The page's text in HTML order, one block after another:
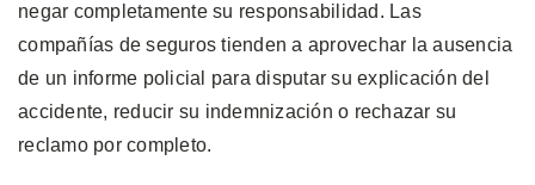
negar completamente su responsabilidad. Las
compañías de seguros tienden a aprovechar la ausencia
de un informe policial para disputar su explicación del
accidente, reducir su indemnización o rechazar su
reclamo por completo.